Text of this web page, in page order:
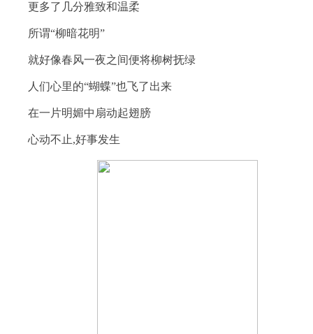
更多了几分雅致和温柔
所谓“柳暗花明”
就好像春风一夜之间便将柳树抚绿
人们心里的“蝴蝶”也飞了出来
在一片明媚中扇动起翅膀
心动不止,好事发生